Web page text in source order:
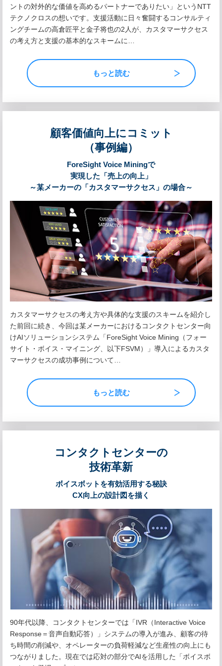
ントの対外的な価値を高めるパートナーでありたい」というNTT
テクノクロスの想いです。支援活動に日々奮闘するコンサルティ
ングチームの高倉匠平と金子将也の2人が、カスタマーサクセス
の考え方と支援の基本的なスキームに…
もっと読む
顧客価値向上にコミット
（事例編）
ForeSight Voice Miningで
実現した「売上の向上」
～某メーカーの「カスタマーサクセス」の場合～
カスタマーサクセスの考え方や具体的な支援のスキームを紹介し
た前回に続き、今回は某メーカーにおけるコンタクトセンター向
けAIソリューションシステム「ForeSight Voice Mining（フォー
サイト・ボイス・マイニング、以下FSVM）」導入によるカスタ
マーサクセスの成功事例について…
もっと読む
コンタクトセンターの
技術革新
ボイスボットを有効活用する秘訣
CX向上の設計図を描く
90年代以降、コンタクトセンターでは「IVR（Interactive Voice
Response＝音声自動応答）」システムの導入が進み、顧客の待
ち時間の削減や、オペレーターの負荷軽減など生産性の向上にも
つながりました。現在では応対の部分でAIを活用した「ボイスボ